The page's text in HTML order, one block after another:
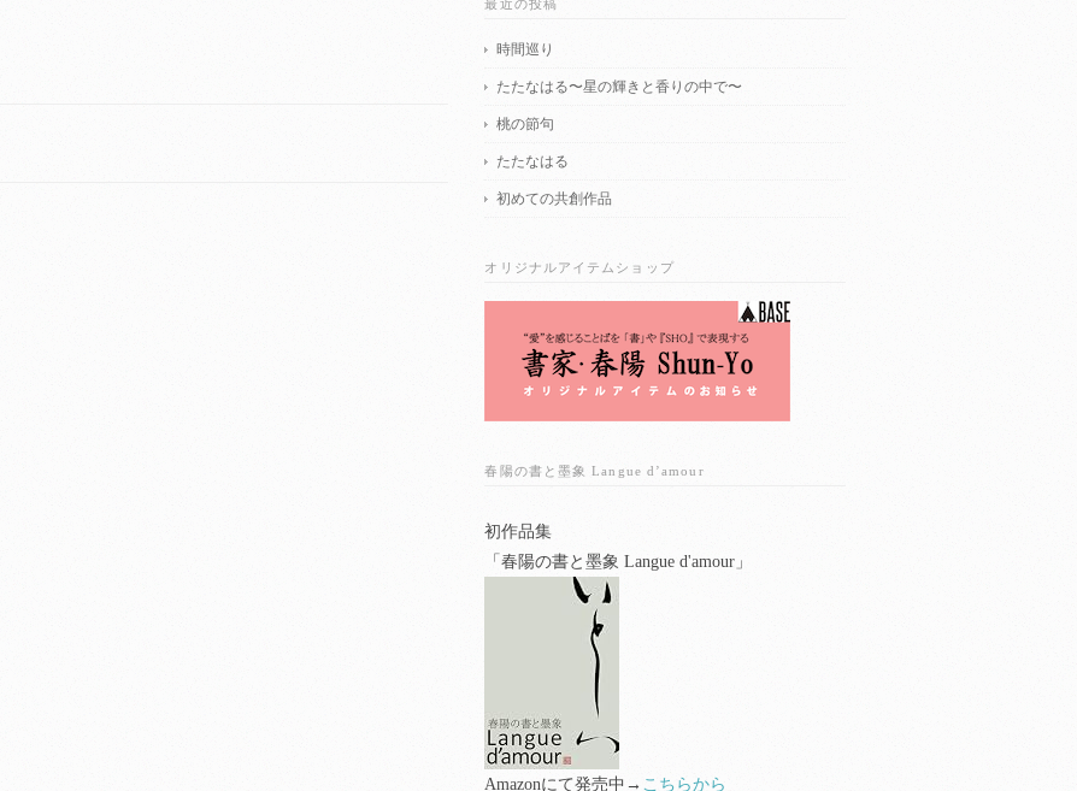
最近の投稿
時間巡り
たたなはる〜星の輝きと香りの中で〜
桃の節句
たたなはる
初めての共創作品
オリジナルアイテムショップ
春陽の書と墨象 Langue d’amour
初作品集
「春陽の書と墨象 Langue d'amour」
Amazonにて発売中→ こちらから